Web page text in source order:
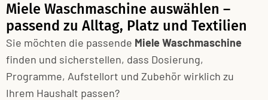
Miele Waschmaschine auswählen –
passend zu Alltag, Platz und Textilien
Sie möchten die passende Miele Waschmaschine
finden und sicherstellen, dass Dosierung,
Programme, Aufstellort und Zubehör wirklich zu
Ihrem Haushalt passen?